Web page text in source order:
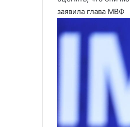
заявила глава МВФ
не забрал Киев